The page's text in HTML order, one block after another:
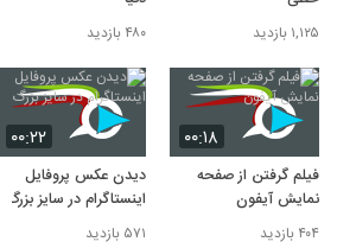
۱,۱۲۵ بازدید ۴۸۰ بازدید
۰۰:۱۸
فیلم گرفتن از صفحه
نمایش آیفون
۴۰۴ بازدید
۰۰:۲۲
دیدن عکس پروفایل
اینستاگرام در سایز بزرگ
۵۷۱ بازدید